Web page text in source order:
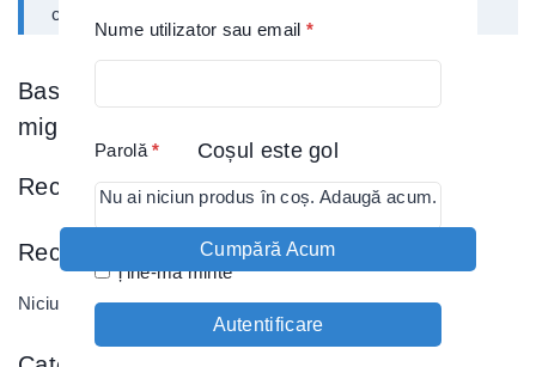
cu selecția ta.
Based on what you were looking for, you
might like:
Recent Posts
Recent Comments
Niciun comentariu de arătat.
Nume utilizator sau email *
Parolă*
Ține-mă minte
Autentificare
Coșul este gol
Nu ai niciun produs în coș. Adaugă acum.
Cumpără Acum